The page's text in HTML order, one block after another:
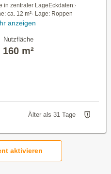
in zentraler LageEckdaten:·
ca. 12 m²· Lage: Roppen
anzeigen
Nutzfläche
160 m²
Älter als 31 Tage
aktivieren